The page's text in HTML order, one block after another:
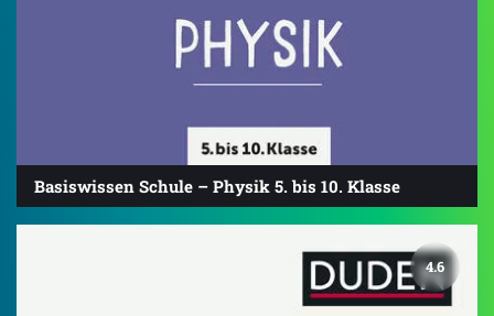
Basiswissen Schule – Physik 5. bis 10. Klasse
4.6